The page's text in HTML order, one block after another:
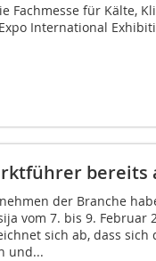
Fachmesse für Kälte,
International
bereits
der Branche
vom 7. bis 9. Februar
sich ab, dass sich
und...